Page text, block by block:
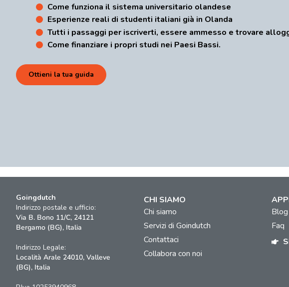
Come funziona il sistema universitario olandese
Esperienze reali di studenti italiani già in Olanda
Tutti i passaggi per iscriverti, essere ammesso e trovare
Come finanziare i propri studi nei Paesi Bassi.
Ottieni la tua guida
Goingdutch
Indirizzo postale e ufficio:
Via B. Bono 11/C, 24121
Bergamo (BG), Italia
Indirizzo Legale:
Località Arale 24010, Valleve
(BG), Italia
CHI SIAMO
Chi siamo
Servizi di Goindutch
Contattaci
Collabora con noi
Blog
Faq